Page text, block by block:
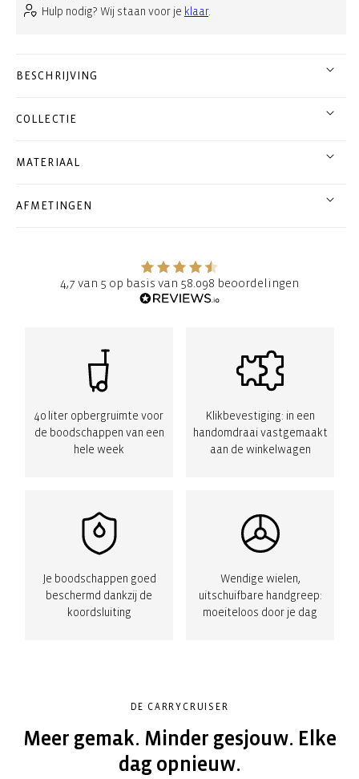
Hulp nodig? Wij staan voor je klaar.
BESCHRIJVING
COLLECTIE
MATERIAAL
AFMETINGEN
4,7 van 5 op basis van 58.098 beoordelingen
40 liter opbergruimte voor
de boodschappen van een
hele week
Klikbevestiging: in een
handomdraai vastgemaakt
aan de winkelwagen
Je boodschappen goed
beschermd dankzij de
koordsluiting
Wendige wielen,
uitschuifbare handgreep:
moeiteloos door je dag
DE CARRYCRUISER
Meer gemak. Minder gesjouw. Elke
dag opnieuw.